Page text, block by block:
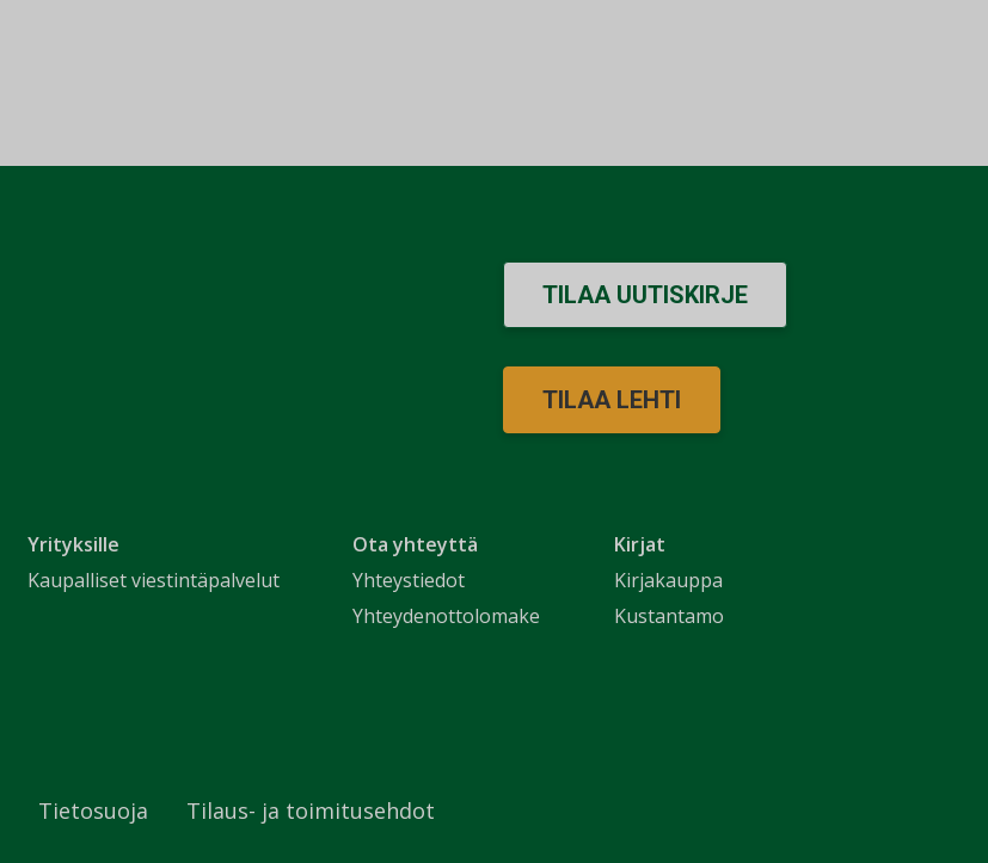
Yrityksille
Kaupalliset viestintäpalvelut
Ota yhteyttä
Yhteystiedot
Yhteydenottolomake
Kirjat
Kirjakauppa
Kustantamo
TILAA UUTISKIRJE
TILAA LEHTI
Tietosuoja Tilaus- ja toimitusehdot